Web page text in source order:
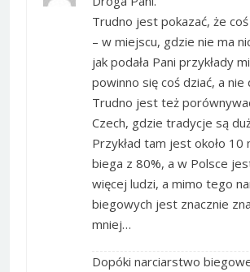
Trudno jest pokazać, że
– w miejscu, gdzie nie ma
jak podała Pani przykłady
powinno się coś dziać, a nie
Trudno jest też
Czech, gdzie tradycje są
Przykład tam jest około 10
biega z 80%, a w Polsce
więcej ludzi, a mimo tego
biegowych jest znacznie
mniej…
Dopóki narciarstwo